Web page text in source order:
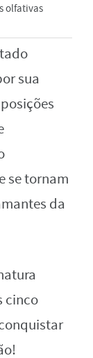
olfativas
sua
se tornam
da
cinco